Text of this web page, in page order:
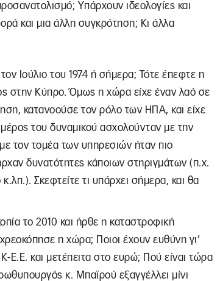
Υπάρχουν ιδεολογίες και
και μια άλλη συγκρότηση; Κι άλλα
Ιούλιο του 1974 ή σήμερα; Τότε έπεφτε η
στην Κύπρο. Όμως η χώρα είχε έναν λαό σε
κατανοούσε τον ρόλο των ΗΠΑ, και είχε
του δυναμικού ασχολούνταν με την
τον τομέα των υπηρεσιών ήταν πιο
δυνατότητες κάποιων στηριγμάτων (π.χ.
Σκεφτείτε τι υπάρχει σήμερα, και θα
το 2010 και ήρθε η καταστροφική
η χώρα; Ποιοι έχουν ευθύνη γι’
Ε.Ε. και μετέπειτα στο ευρώ; Πού είναι τώρα
κ. Μπαϊρού εξαγγέλλει μίνι